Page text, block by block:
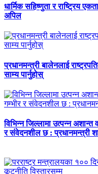
धार्मिक सहिष्णुता र राष्ट्रिय
अपिल
प्रधानमन्त्री बालेनलाई
साम्य पार्नुहोस्
विभिन्न जिल्लामा उत्पन्न अशान्त
र संवेदनशील छ : प्रधानमन्त्री